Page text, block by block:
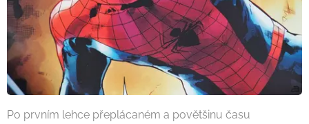
Po prvním lehce přeplácaném a povětšinu času